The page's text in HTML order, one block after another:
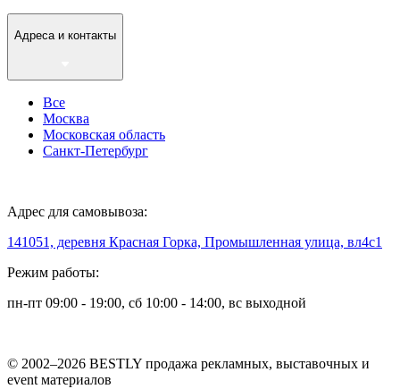
Адреса и контакты
Все
Москва
Московская область
Санкт-Петербург
Адрес для самовывоза:
141051, деревня Красная Горка, Промышленная улица, вл4с1
Режим работы:
пн-пт 09:00 - 19:00, сб 10:00 - 14:00, вс выходной
© 2002–2026 BESTLY продажа рекламных, выставочных и
event материалов